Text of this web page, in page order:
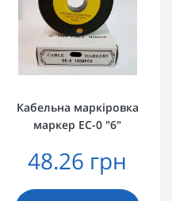
Кабельна маркіровка
маркер EC-0 "6"
48.26 грн